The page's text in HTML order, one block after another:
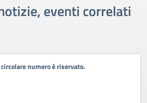
eventi correlati
numero è riservato.